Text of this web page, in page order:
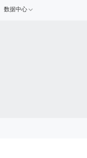
数据中心